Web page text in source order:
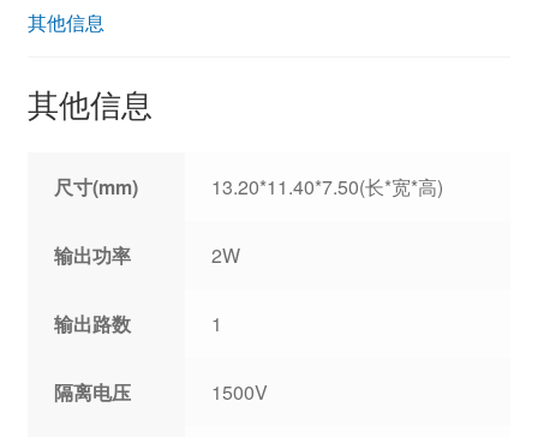
其他信息
其他信息
尺寸(mm) 13.20*11.40*7.50(长*宽*高)
输出功率 2W
输出路数 1
隔离电压 1500V